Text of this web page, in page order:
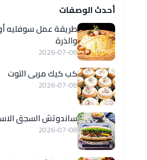
أحدث الوصفات
طريقة عمل سوفليه
والذرة
2026-07-08
كب كيك مربى التوت
2026-07-08
ساندوتش السجق
2026-07-08